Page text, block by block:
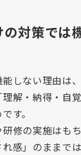
対策では
しない理由は
解・納得・自
す。
修の実施はも
感」のままで